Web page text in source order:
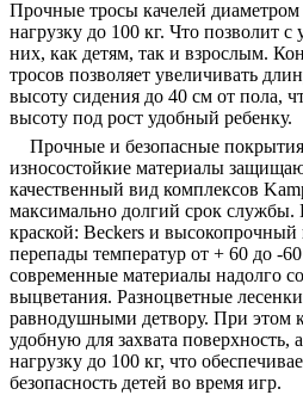
Прочные тросы качелей
нагрузку до 100 кг. Что позволит с
них, как детям, так и взрослым.
тросов позволяет увеличивать
высоту сидения до 40 см от пола,
высоту под рост удобный ребенку.
Прочные и безопасные
износостойкие материалы
качественный вид комплексов
максимально долгий срок
краской: Beckers и
перепады температур от + 60 до -
современные материалы надолго
выцветания. Разноцветные
равнодушными детвору. При этом
удобную для захвата поверхность,
нагрузку до 100 кг, что
безопасность детей во время игр.